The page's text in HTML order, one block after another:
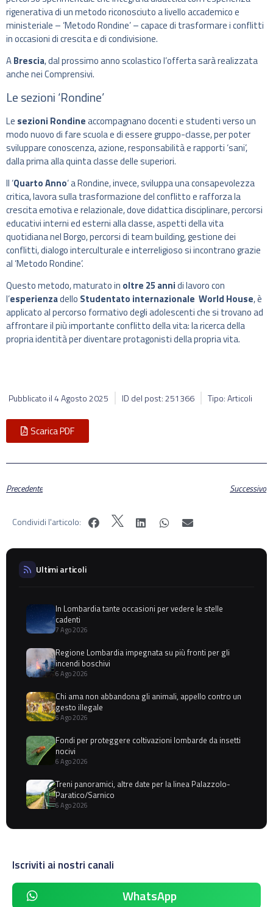
rigenerativa di un metodo riconosciuto a livello accademico e
ministeriale – ‘Metodo Rondine’ – capace di trasformare i conflitti
in occasioni di crescita e di condivisione.
ABrescia, dal prossimo anno scolastico l’offerta sarà realizzata
anche nei Comprensivi.
Le sezioni ‘Rondine’
Le sezioni Rondineaccompagnano docenti e studenti verso un
modo nuovo di fare scuola e di essere gruppo-classe, per poter
sviluppare conoscenza, azione, responsabilità e rapporti ‘sani’,
dalla prima alla quinta classe delle superiori.
Il ‘Quarto Anno‘ a Rondine, invece, sviluppa una consapevolezza
critica, lavora sulla trasformazione del conflitto e rafforza la
crescita emotiva e relazionale, dove didattica disciplinare, percorsi
educativi interni ed esterni alla classe, aspetti della vita
quotidiana nel Borgo, percorsi di team building, gestione dei
conflitti, dialogo interculturale e interreligioso si incontrano grazie
al ‘Metodo Rondine’.
Questo metodo, maturato in oltre 25 annidi lavoro con
l’esperienzadello Studentato internazionale World House, è
applicato al percorso formativo degli adolescenti che si trovano ad
affrontare il più importante conflitto della vita: la ricerca della
propria identità per diventare protagonisti della propria vita.
Pubblicato il4 Agosto 2025 ID del post: 251366 Tipo: Articoli
Scarica PDF
Precedente Successivo
Condividi l'articolo:
Ultimi articoli
In Lombardia tante occasioni per vedere le stelle
cadenti
7 Ago 2026
Regione Lombardia impegnata su più fronti per gli
incendi boschivi
6 Ago 2026
Chi ama non abbandona gli animali, appello contro un
gesto illegale
6 Ago 2026
Fondi per proteggere coltivazioni lombarde da insetti
nocivi
6 Ago 2026
Treni panoramici, altre date per la linea Palazzolo-
Paratico/Sarnico
6 Ago 2026
Iscriviti ai nostri canali
WhatsApp